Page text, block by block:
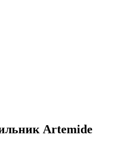
Artemide